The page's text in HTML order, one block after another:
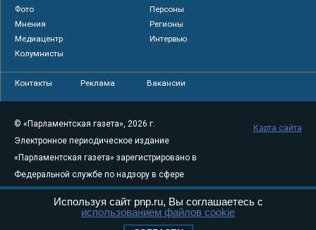
Фото
Персоны
Мнения
Регионы
Медиацентр
Интервью
Колумнисты
Контакты Реклама Вакансии
© «Парламентская газета», 2026 г.
Электронное периодическое издание
«Парламентская газета» зарегистрировано в
Федеральной службе по надзору в сфере
связи, информационных технологий и
массовых коммуникаций (Роскомнадзор) 05
Карта сайта
Используя сайт pnp.ru, Вы соглашаетесь с
использованием файлов cookie